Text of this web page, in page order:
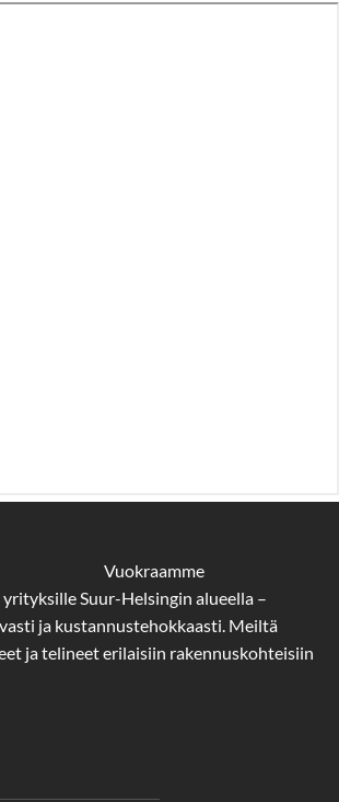
Vuokraamme
Suur-Helsingin alueella –
ja kustannustehokkaasti. Meiltä
ja telineet erilaisiin rakennuskohteisiin